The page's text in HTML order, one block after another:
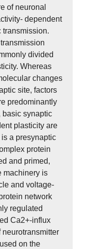
of neuronal
dependent
transmission.
divided
Whereas
changes
site, factors
predominantly
basic synaptic
plasticity are
a presynaptic
protein
and primed,
machinery is
and voltage-
network
regulated
Ca2+-influx
on the